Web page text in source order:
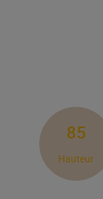
85
Hauteur